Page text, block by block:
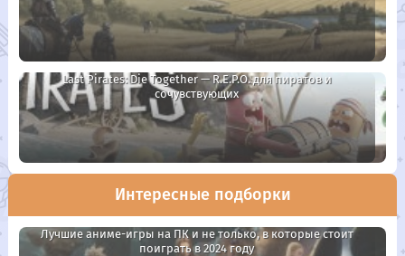
Last Pirates: Die Together — R.E.P.O. для пиратов и
сочувствующих
Интересные подборки
Лучшие аниме-игры на ПК и не только, в которые стоит
поиграть в 2024 году